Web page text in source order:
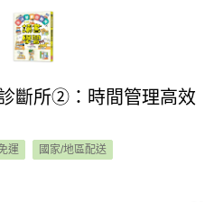
斷所➁：時間管理高效
運 國家/地區配送